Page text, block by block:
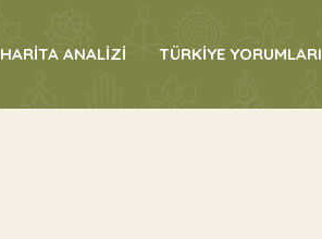
HARİTA ANALİZİ TÜRKİYE YORUMLARI